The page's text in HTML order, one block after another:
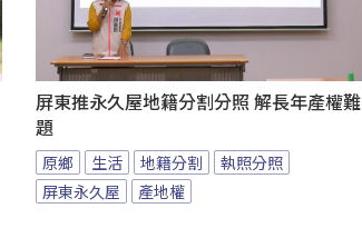
屏東推永久屋地籍分割分照 解長年產權難
題
原鄉 生活 地籍分割
執照分照
屏東永久屋
產地權